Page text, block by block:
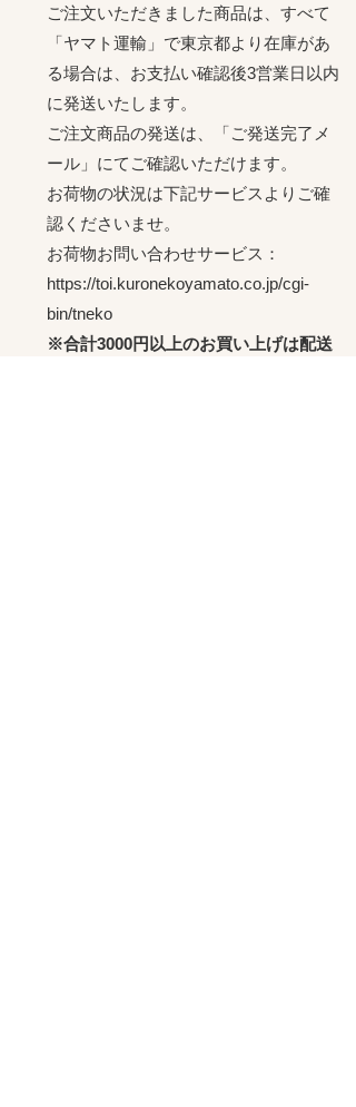
ご注文いただきました商品は、すべて
「ヤマト運輸」で東京都より在庫があ
る場合は、お支払い確認後3営業日以内
に発送いたします。
ご注文商品の発送は、「ご発送完了メ
ール」にてご確認いただけます。
​お荷物の状況は下記サービスよりご確
認くださいませ。
お荷物お問い合わせサービス：
https://toi.kuronekoyamato.co.jp/cgi-
bin/tneko
※合計3000円以上のお買い上げは配送